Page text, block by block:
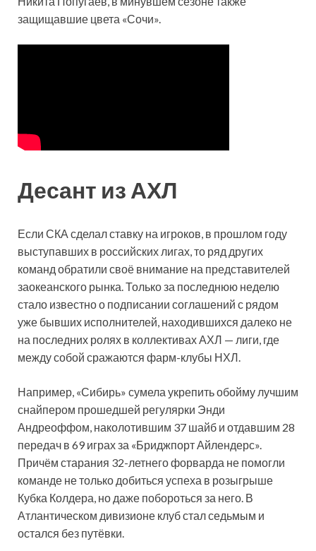
защищавшие цвета «Сочи».
Десант из АХЛ
Если СКА сделал ставку на игроков, в прошлом году
выступавших в российских лигах, то ряд других
команд обратили своё внимание на представителей
заокеанского рынка. Только за последнюю неделю
стало известно о подписании соглашений с рядом
уже бывших исполнителей, находившихся далеко не
на последних ролях в коллективах АХЛ — лиги, где
между собой сражаются фарм-клубы НХЛ.
Например, «Сибирь» сумела укрепить обойму лучшим
снайпером прошедшей регулярки Энди
Андреоффом, наколотившим 37 шайб и отдавшим 28
передач в 69 играх за «Бриджпорт Айлендерс».
Причём старания 32-летнего форварда не помогли
команде не только добиться успеха в розыгрыше
Кубка Колдера, но даже побороться за него. В
Атлантическом дивизионе клуб стал седьмым и
остался без путёвки.